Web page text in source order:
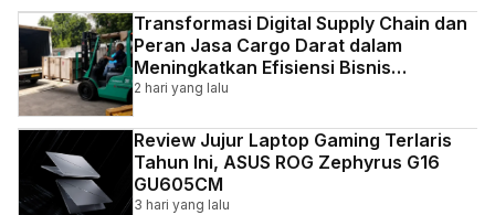
Transformasi Digital Supply Chain dan
Peran Jasa Cargo Darat dalam
Meningkatkan Efisiensi Bisnis
Indonesia
2 hari yang lalu
Review Jujur Laptop Gaming Terlaris
Tahun Ini, ASUS ROG Zephyrus G16
GU605CM
3 hari yang lalu